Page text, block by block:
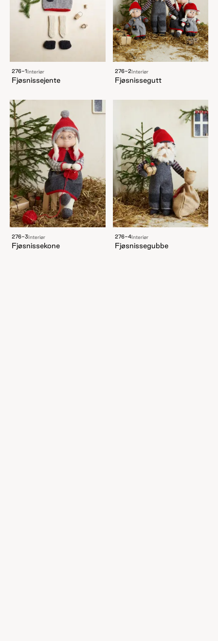
276-1Interiør
Fjøsnissejente
276-2Interiør
Fjøsnissegutt
276-3Interiør
Fjøsnissekone
276-4Interiør
Fjøsnissegubbe